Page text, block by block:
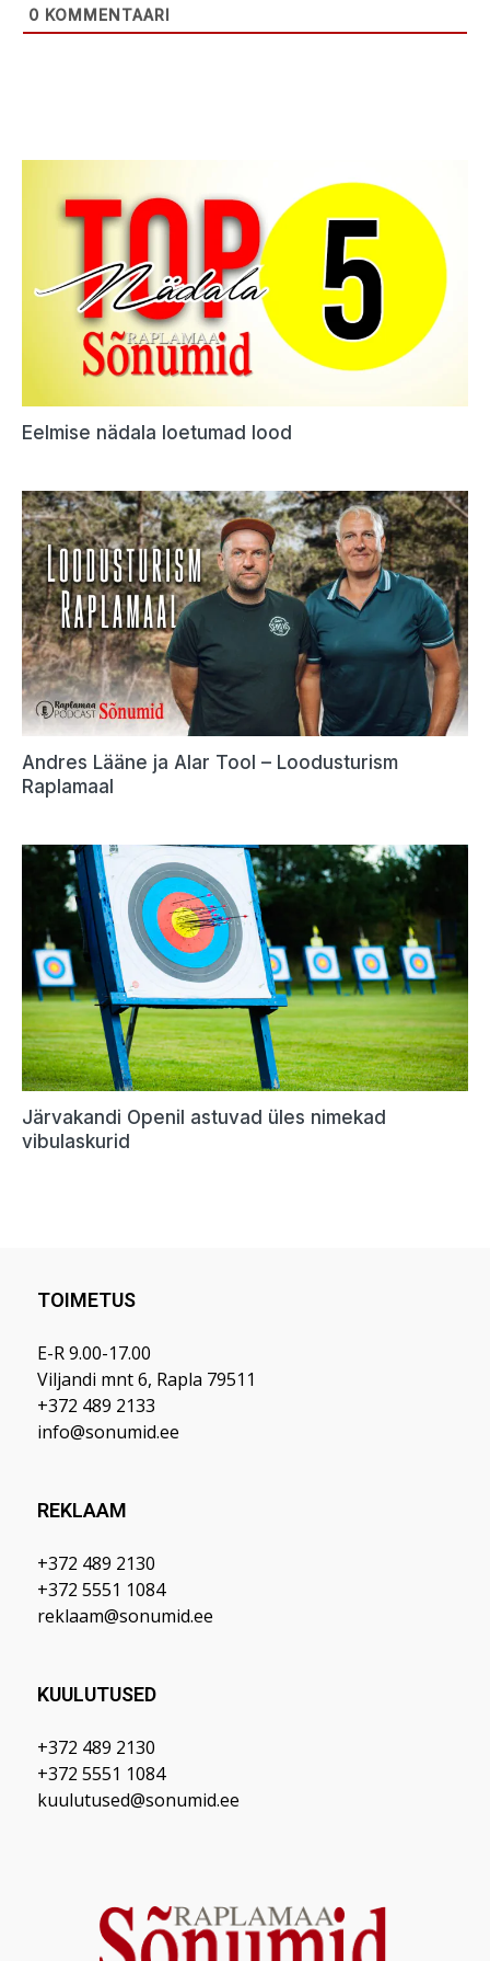
TOIMETUS
E-R 9.00-17.00
Viljandi mnt 6, Rapla 79511
+372 489 2133
info@sonumid.ee
REKLAAM
+372 489 2130
+372 5551 1084
reklaam@sonumid.ee
KUULUTUSED
+372 489 2130
+372 5551 1084
kuulutused@sonumid.ee